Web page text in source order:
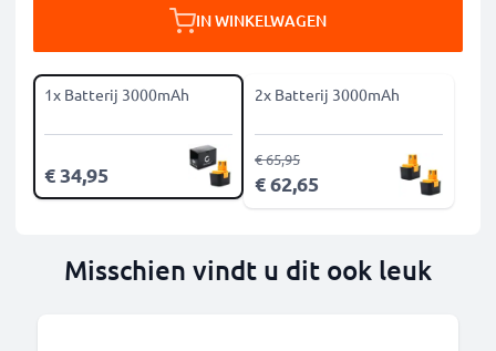
IN WINKELWAGEN
1x Batterij 3000mAh
€ 34,95
2x Batterij 3000mAh
€ 62,65
€ 65,95
Misschien vindt u dit ook leuk